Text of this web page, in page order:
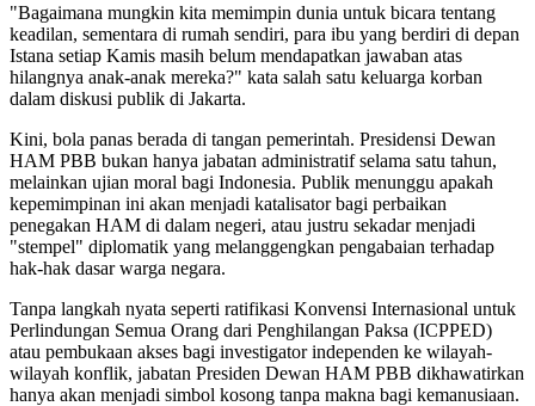
"Bagaimana mungkin kita memimpin dunia untuk bicara tentang
keadilan, sementara di rumah sendiri, para ibu yang berdiri di depan
Istana setiap Kamis masih belum mendapatkan jawaban atas
hilangnya anak-anak mereka?" kata salah satu keluarga korban
dalam diskusi publik di Jakarta.
Kini, bola panas berada di tangan pemerintah. Presidensi Dewan
HAM PBB bukan hanya jabatan administratif selama satu tahun,
melainkan ujian moral bagi Indonesia. Publik menunggu apakah
kepemimpinan ini akan menjadi katalisator bagi perbaikan
penegakan HAM di dalam negeri, atau justru sekadar menjadi
"stempel" diplomatik yang melanggengkan pengabaian terhadap
hak-hak dasar warga negara.
Tanpa langkah nyata seperti ratifikasi Konvensi Internasional untuk
Perlindungan Semua Orang dari Penghilangan Paksa (ICPPED)
atau pembukaan akses bagi investigator independen ke wilayah-
wilayah konflik, jabatan Presiden Dewan HAM PBB dikhawatirkan
hanya akan menjadi simbol kosong tanpa makna bagi kemanusiaan.